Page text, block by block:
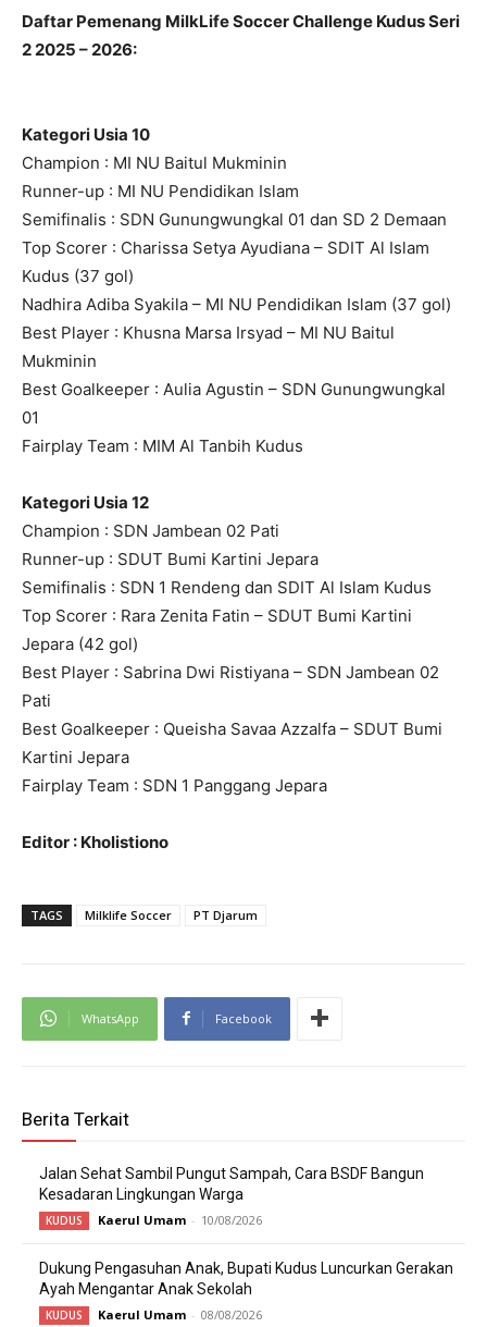
Daftar Pemenang MilkLife Soccer Challenge Kudus Seri
2 2025 – 2026:
Kategori Usia 10
Champion : MI NU Baitul Mukminin
Runner-up : MI NU Pendidikan Islam
Semifinalis : SDN Gunungwungkal 01 dan SD 2 Demaan
Top Scorer : Charissa Setya Ayudiana – SDIT Al Islam
Kudus (37 gol)
Nadhira Adiba Syakila – MI NU Pendidikan Islam (37 gol)
Best Player : Khusna Marsa Irsyad – MI NU Baitul
Mukminin
Best Goalkeeper : Aulia Agustin – SDN Gunungwungkal
01
Fairplay Team : MIM Al Tanbih Kudus
Kategori Usia 12
Champion : SDN Jambean 02 Pati
Runner-up : SDUT Bumi Kartini Jepara
Semifinalis : SDN 1 Rendeng dan SDIT Al Islam Kudus
Top Scorer : Rara Zenita Fatin – SDUT Bumi Kartini
Jepara (42 gol)
Best Player : Sabrina Dwi Ristiyana – SDN Jambean 02
Pati
Best Goalkeeper : Queisha Savaa Azzalfa – SDUT Bumi
Kartini Jepara
Fairplay Team : SDN 1 Panggang Jepara
Editor : Kholistiono
TAGS Milklife Soccer PT Djarum
WhatsApp Facebook
Berita Terkait
Jalan Sehat Sambil Pungut Sampah, Cara BSDF Bangun
Kesadaran Lingkungan Warga
KUDUS Kaerul Umam - 10/08/2026
Dukung Pengasuhan Anak, Bupati Kudus Luncurkan Gerakan
Ayah Mengantar Anak Sekolah
KUDUS Kaerul Umam - 08/08/2026